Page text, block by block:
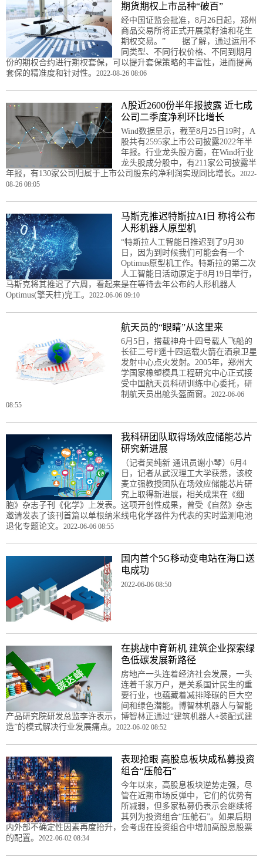
期货期权上市品种“破百”
经中国证监会批准，8月26日起，郑州
商品交易所将正式开展菜籽油和花生
期权交易。” 据了解，通过运用不
同类型、不同行权价格、不同到期月
份的期权合约进行期权套保，可以提升套保策略的丰富性，进而提高
套保的精准度和针对性。 2022-08-26 08:06
A股近2600份半年报披露 近七成
公司二季度净利环比增长
Wind数据显示，截至8月25日19时，A
股共有2595家上市公司披露2022年半
年报。行业龙头股方面，在Wind行业
龙头股成分股中，有211家公司披露半
年报，有130家公司归属于上市公司股东的净利润实现同比增长。 2022-
08-26 08:05
马斯克推迟特斯拉AI日 称将公布
人形机器人原型机
“特斯拉人工智能日推迟到了9月30
日，因为到时候我们可能会有一个
Optimus原型机工作。特斯拉的第二次
人工智能日活动原定于8月19日举行，
马斯克将其推迟了六周，看起来是在等待去年公布的人形机器人
Optimus(擎天柱)完工。 2022-06-06 09:10
航天员的“眼睛”从这里来
6月5日，搭载神舟十四号载人飞船的
长征二号F遥十四运载火箭在酒泉卫星
发射中心点火发射。2005年，郑州大
学国家橡塑模具工程研究中心正式接
受中国航天员科研训练中心委托，研
制航天员出舱头盔面窗。 2022-06-06
08:55
我科研团队取得场效应储能芯片
研究新进展
（记者吴纯新 通讯员谢小琴）6月4
日，记者从武汉理工大学获悉，该校
麦立强教授团队在场效应储能芯片研
究上取得新进展，相关成果在《细
胞》杂志子刊《化学》上发表。这项开创性成果，曾受《自然》杂志
邀请发表了该刊首篇以单根纳米线电化学器件为代表的实时监测电池
退化专题论文。 2022-06-06 08:55
国内首个5G移动变电站在海口送
电成功
2022-06-06 08:50
在挑战中育新机 建筑企业探索绿
色低碳发展新路径
房地产一头连着经济社会发展，一头
连着千家万户，是关系国计民生的重
要行业，也蕴藏着减排降碳的巨大空
间和绿色潜能。博智林机器人与智能
产品研究院研发总监李许表示，博智林正通过“建筑机器人+装配式建
造”的模式解决行业发展痛点。 2022-06-02 08:52
表现抢眼 高股息板块成私募投资
组合“压舱石”
今年以来，高股息板块逆势走强，尽
管在近期市场反弹中，它们的优势有
所减弱，但多家私募仍表示会继续将
其列为投资组合“压舱石”。如果后期
内外部不确定性因素再度抬升，会考虑在投资组合中增加高股息股票
的配置。 2022-06-02 08:34